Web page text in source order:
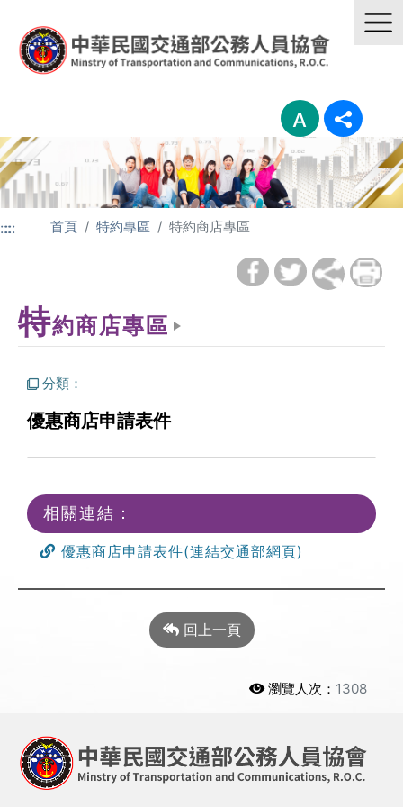
:::::: 首頁 特約專區 特約商店專區
特約商店專區
分類：
優惠商店申請表件
相關連結：
優惠商店申請表件(連結交通部網頁)
回上一頁
瀏覽人次： 1308